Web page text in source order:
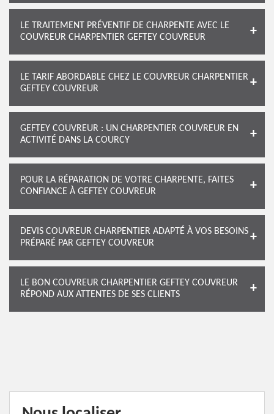
LE TRAITEMENT PRÉVENTIF DE CHARPENTE AVEC LE
COUVREUR CHARPENTIER GEFTEY COUVREUR
LE TARIF ABORDABLE CHEZ LE COUVREUR CHARPENTIER
GEFTEY COUVREUR
GEFTEY COUVREUR : UN CHARPENTIER COUVREUR EN
ACTIVITÉ DANS LA COURCY
POUR LA RÉPARATION DE VOTRE CHARPENTE, FAITES
CONFIANCE À GEFTEY COUVREUR
DEVIS COUVREUR CHARPENTIER ADAPTÉ À VOS BESOINS
PRÉPARÉ PAR GEFTEY COUVREUR
LE BON COUVREUR CHARPENTIER GEFTEY COUVREUR
RÉPOND AUX ATTENTES DE SES CLIENTS